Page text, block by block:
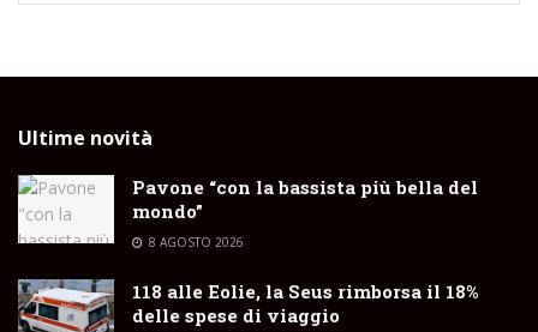
Ultime novità
Pavone “con la bassista più bella del
mondo”
8 AGOSTO 2026
118 alle Eolie, la Seus rimborsa il 18%
delle spese di viaggio